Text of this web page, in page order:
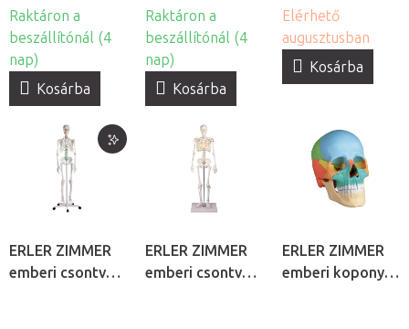
Raktáron a
beszállítónál (4
nap)
Kosárba
Raktáron a
beszállítónál (4
nap)
Kosárba
Elérhető
augusztusban
Kosárba
ERLER ZIMMER
emberi csontváz
ERLER ZIMMER
emberi csontváz
ERLER ZIMMER
emberi koponya